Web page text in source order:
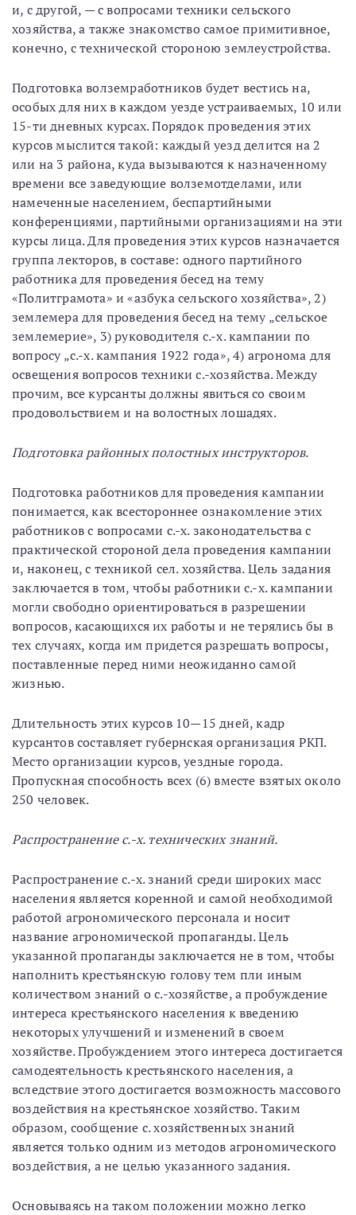
и, с другой, — с вопросами техники сельского
хозяйства, а также знакомство самое примитивное,
конечно, с технической стороною землеустройства.
Подготовка волземработников будет вестись на,
особых для них в каждом уезде устраиваемых, 10 или
15-ти дневных курсах. Порядок проведения этих
курсов мыслится такой: каждый уезд делится на 2
или на 3 района, куда вызываются к назначенному
времени все заведующие волземотделами, или
намеченные населением, беспартийными
конференциями, партийными организациями на эти
курсы лица. Для проведения этих курсов назначается
группа лекторов, в составе: одного партийного
работника для проведения бесед на тему
«Политграмота» и «азбука сельского хозяйства», 2)
землемера для проведения бесед на тему „сельское
землемерие», 3) руководителя с.-х. кампании по
вопросу „с.-х. кампания 1922 года», 4) агронома для
освещения вопросов техники с.-хозяйства. Между
прочим, все курсанты должны явиться со своим
продовольствием и на волостных лошадях.
Подготовка районных полостных инструкторов.
Подготовка работников для проведения кампании
понимается, как всестороннее ознакомление этих
работников с вопросами с.-х. законодательства с
практической стороной дела проведения кампании
и, наконец, с техникой сел. хозяйства. Цель задания
заключается в том, чтобы работники с.-х. кампании
могли свободно ориентироваться в разрешении
вопросов, касающихся их работы и не терялись бы в
тех случаях, когда им придется разрешать вопросы,
поставленные перед ними неожиданно самой
жизнью.
Длительность этих курсов 10—15 дней, кадр
курсантов составляет губернская организация РКП.
Место организации курсов, уездные города.
Пропускная способность всех (6) вместе взятых около
250 человек.
Распространение с.-х. технических знаний.
Распространение с.-х. знаний среди широких масс
населения является коренной и самой необходимой
работой агрономического персонала и носит
название агрономической пропаганды. Цель
указанной пропаганды заключается не в том, чтобы
наполнить крестьянскую голову тем пли иным
количеством знаний о с.-хозяйстве, а пробуждение
интереса крестьянского населения к введению
некоторых улучшений и изменений в своем
хозяйстве. Пробуждением этого интереса достигается
самодеятельность крестьянского населения, а
вследствие этого достигается возможность массового
воздействия на крестьянское хозяйство. Таким
образом, сообщение с. хозяйственных знаний
является только одним из методов агрономического
воздействия, а не целью указанного задания.
Основываясь на таком положении можно легко